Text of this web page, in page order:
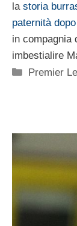
la storia
paternità
in compagnia
imbestialire
Categorie
Premier